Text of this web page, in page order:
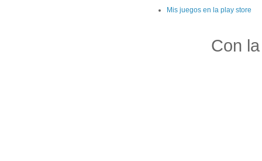
Mis juegos en la play store
Con